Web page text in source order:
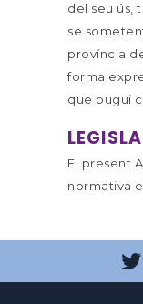
del seu ús,
se
província
forma
que pugui
El present
normativa